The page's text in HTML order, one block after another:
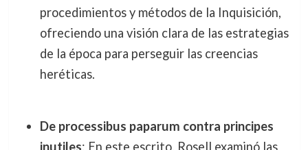
procedimientos y métodos de la Inquisición,
ofreciendo una visión clara de las estrategias
de la época para perseguir las creencias
heréticas.
De processibus paparum contra principes
inutiles: En este escrito, Rosell examinó las